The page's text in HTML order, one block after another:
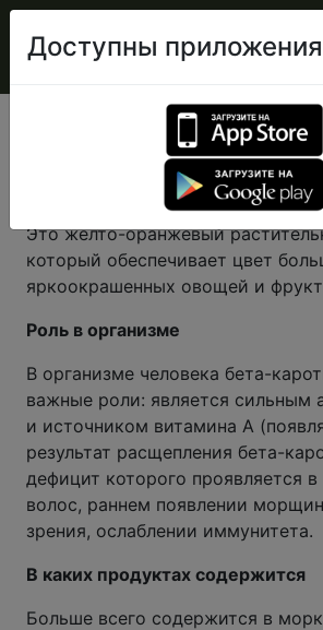
Бета каротин
Что такое Бета-каротин
Это желто-оранжевый
который обеспечивает цвет
яркоокрашенных овощей и
Роль в организме
В организме человека бета-
важные роли: является сильным
и источником витамина А
результат расщепления бета-
дефицит которого проявляется
волос, раннем появлении
зрения, ослаблении иммунитета.
В каких продуктах содержится
Больше всего содержится в
Доступны приложения